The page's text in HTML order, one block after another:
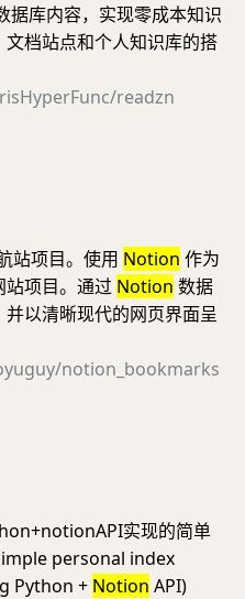
库内容，实现零成本知识
档站点和个人知识库的搭
readzn
站项目。使用 Notion 作为
站项目。通过 Notion 数据
以清晰现代的网页界面呈
notion_bookmarks
实现的简单
personal index
Python + Notion API)